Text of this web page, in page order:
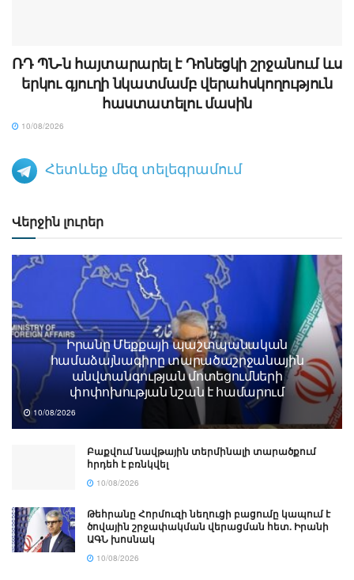
ՌԴ ՊՆ-ն հայտարարել է Դոնեցկի շրջանում ևս
երկու գյուղի նկատմամբ վերահսկողություն
հաստատելու մասին
10/08/2026
Հետևեք մեզ տելեգրամում
Վերջին լուրեր
Իրանը Մեքքայի պաշտպանական
համաձայնագիրը տարածաշրջանային
անվտանգության մոտեցումների
փոփոխության նշան է համարում
10/08/2026
Բաքվում նավթային տերմինալի տարածքում
հրդեհ է բռնկվել
10/08/2026
Թեհրանը Հորմուզի նեղուցի բացումը կապում է
ծովային շրջափակման վերացման հետ. Իրանի
ԱԳՆ խոսնակ
10/08/2026